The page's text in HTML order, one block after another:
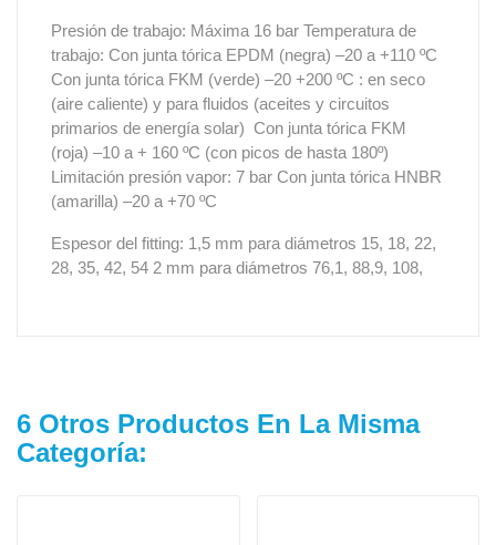
Presión de trabajo: Máxima 16 bar Temperatura de
trabajo: Con junta tórica EPDM (negra) –20 a +110 ºC
Con junta tórica FKM (verde) –20 +200 ºC : en seco
(aire caliente) y para fluidos (aceites y circuitos
primarios de energía solar) Con junta tórica FKM
(roja) –10 a + 160 ºC (con picos de hasta 180º)
Limitación presión vapor: 7 bar Con junta tórica HNBR
(amarilla) –20 a +70 ºC
Espesor del fitting: 1,5 mm para diámetros 15, 18, 22,
28, 35, 42, 54 2 mm para diámetros 76,1, 88,9, 108,
6 Otros Productos En La Misma
Categoría: